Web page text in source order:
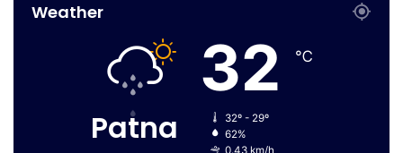
Weather
Patna
32 ℃
32º - 29º
62%